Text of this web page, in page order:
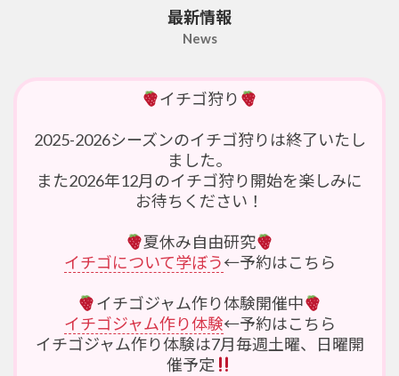
最新情報
News
イチゴ狩り
2025-2026シーズンのイチゴ狩りは終了いたし
ました。
また2026年12月のイチゴ狩り開始を楽しみに
お待ちください！
夏休み自由研究
イチゴについて学ぼう←予約はこちら
イチゴジャム作り体験開催中
イチゴジャム作り体験←予約はこちら
イチゴジャム作り体験は7月毎週土曜、日曜開
催予定